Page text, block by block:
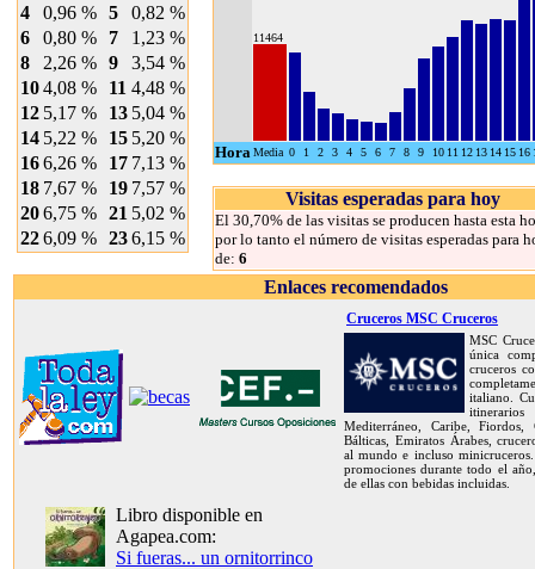
4
0,96 % 5
0,82 %
6
0,80 % 7
1,23 %
8
2,26 % 9
3,54 %
104,08 % 11 4,48 %
12 5,17 % 13 5,04 %
14 5,22 % 15 5,20 %
166,26 % 17 7,13 %
18 7,67 % 19 7,57 %
206,75 % 21 5,02 %
226,09 % 236,15 %
11464
HoraMedia 0 1 2 3 4 5 6 7 8 9 10 11 12 13 14 15 16
Visitas esperadas para hoy
El 30,70% de las visitas se producen hasta esta
por lo tanto el número de visitas esperadas para
de: 6
Enlaces recomendados
Cruceros MSC Cruceros
MSC
única
cruceros
italiano.
Mediterráneo, Caribe, Fiordos,
Bálticas, Emiratos Árabes,
al mundo e incluso
promociones durante todo el
de ellas con bebidas incluidas.
Libro disponible en
Agapea.com:
Si fueras... un ornitorrinco